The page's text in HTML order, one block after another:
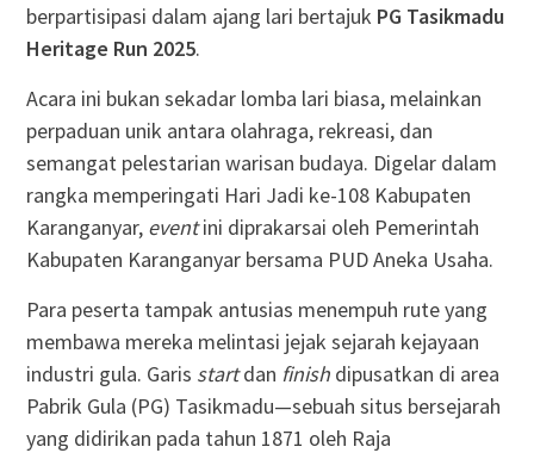
berpartisipasi dalam ajang lari bertajuk PG Tasikmadu
Heritage Run 2025.
Acara ini bukan sekadar lomba lari biasa, melainkan
perpaduan unik antara olahraga, rekreasi, dan
semangat pelestarian warisan budaya. Digelar dalam
rangka memperingati Hari Jadi ke-108 Kabupaten
Karanganyar, eventini diprakarsai oleh Pemerintah
Kabupaten Karanganyar bersama PUD Aneka Usaha.
Para peserta tampak antusias menempuh rute yang
membawa mereka melintasi jejak sejarah kejayaan
industri gula. Garis startdan finishdipusatkan di area
Pabrik Gula (PG) Tasikmadu—sebuah situs bersejarah
yang didirikan pada tahun 1871 oleh Raja